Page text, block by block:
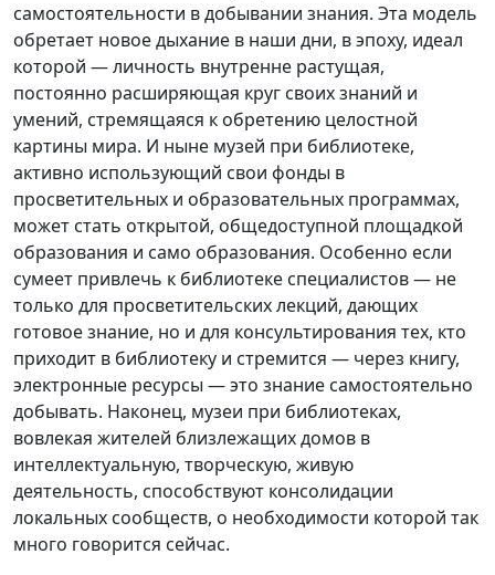
самостоятельности в добывании знания. Эта модель
обретает новое дыхание в наши дни, в эпоху, идеал
которой — личность внутренне растущая,
постоянно расширяющая круг своих знаний и
умений, стремящаяся к обретению целостной
картины мира. И ныне музей при библиотеке,
активно использующий свои фонды в
просветительных и образовательных программах,
может стать открытой, общедоступной площадкой
образования и само образования. Особенно если
сумеет привлечь к библиотеке специалистов — не
только для просветительских лекций, дающих
готовое знание, но и для консультирования тех, кто
приходит в библиотеку и стремится — через книгу,
электронные ресурсы — это знание самостоятельно
добывать. Наконец, музеи при библиотеках,
вовлекая жителей близлежащих домов в
интеллектуальную, творческую, живую
деятельность, способствуют консолидации
локальных сообществ, о необходимости которой так
много говорится сейчас.